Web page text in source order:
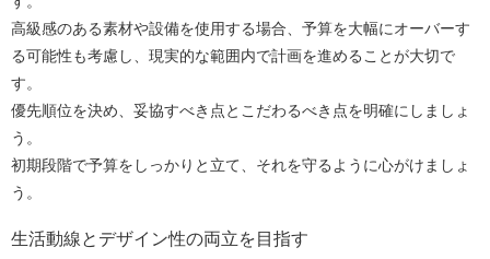
高級感のある素材や設備を使用する場合、予算を大幅にオーバーす
る可能性も考慮し、現実的な範囲内で計画を進めることが大切で
す。
優先順位を決め、妥協すべき点とこだわるべき点を明確にしましょ
う。
初期段階で予算をしっかりと立て、それを守るように心がけましょ
う。
生活動線とデザイン性の両立を目指す